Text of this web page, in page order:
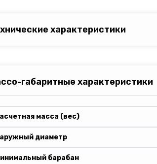
характеристики
габаритные характеристики
масса (вес)
диаметр
барабан